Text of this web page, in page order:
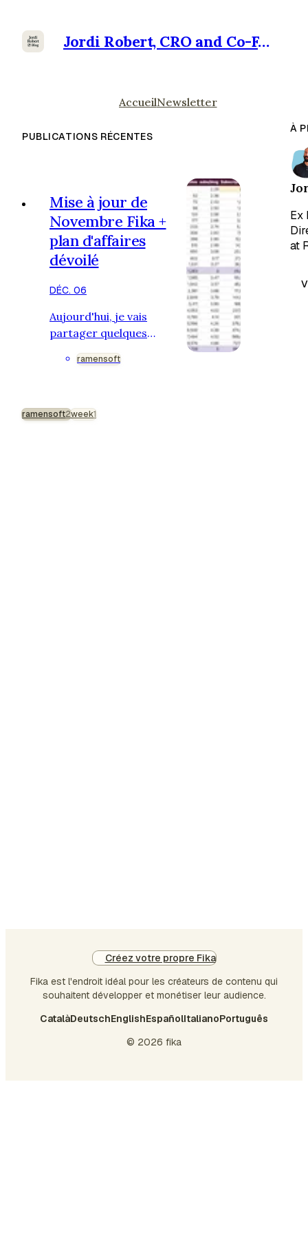
Jordi Robert, CRO and Co-Founder at Ramensoft
AccueilNewsletter
PUBLICATIONS RÉCENTES
Mise à jour de
Novembre Fika +
plan d'affaires
dévoilé
DÉC. 06
Aujourd'hui, je vais
partager quelques
chiffres juteux : le plan
d'affaires final avec notre
avons investi en
ramensoft
ramensoft2week1
À
Ex
at
Créez votre propre Fika
Fika est l'endroit idéal pour les créateurs de contenu qui
souhaitent développer et monétiser leur audience.
CatalàDeutschEnglishEspañolItalianoPortuguês
© 2026 fika